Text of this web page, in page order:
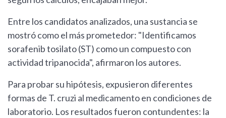
Entre los candidatos analizados, una sustancia se
mostró como el más prometedor: "Identificamos
sorafenib tosilato (ST) como un compuesto con
actividad tripanocida", afirmaron los autores.
Para probar su hipótesis, expusieron diferentes
formas de T. cruzi al medicamento en condiciones de
laboratorio. Los resultados fueron contundentes: la